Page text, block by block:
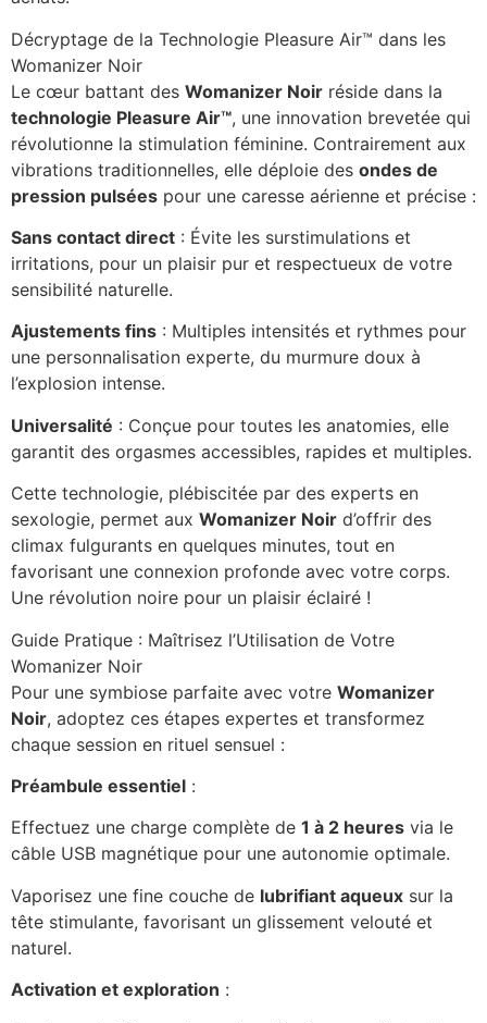
Décryptage de la Technologie Pleasure Air™ dans les
Womanizer Noir
Le cœur battant des Womanizer Noir réside dans la
technologie Pleasure Air™, une innovation brevetée qui
révolutionne la stimulation féminine. Contrairement aux
vibrations traditionnelles, elle déploie des ondes de
pression pulsées pour une caresse aérienne et précise :
Sans contact direct : Évite les surstimulations et
irritations, pour un plaisir pur et respectueux de votre
sensibilité naturelle.
Ajustements fins : Multiples intensités et rythmes pour
une personnalisation experte, du murmure doux à
l’explosion intense.
Universalité : Conçue pour toutes les anatomies, elle
garantit des orgasmes accessibles, rapides et multiples.
Cette technologie, plébiscitée par des experts en
sexologie, permet aux Womanizer Noir d’offrir des
climax fulgurants en quelques minutes, tout en
favorisant une connexion profonde avec votre corps.
Une révolution noire pour un plaisir éclairé !
Guide Pratique : Maîtrisez l’Utilisation de Votre
Womanizer Noir
Pour une symbiose parfaite avec votre Womanizer
Noir, adoptez ces étapes expertes et transformez
chaque session en rituel sensuel :
Préambule essentiel :
Effectuez une charge complète de 1 à 2 heures via le
câble USB magnétique pour une autonomie optimale.
Vaporisez une fine couche de lubrifiant aqueux sur la
tête stimulante, favorisant un glissement velouté et
naturel.
Activation et exploration :